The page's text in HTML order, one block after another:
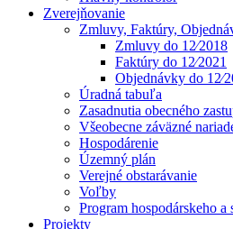
Zverejňovanie
Zmluvy, Faktúry,
Zmluvy do 12⁄2018
Faktúry do 12⁄2021
Objednávky do
Úradná tabuľa
Zasadnutia obecného
Všeobecne záväzné
Hospodárenie
Územný plán
Verejné obstarávanie
Voľby
Program hospodárskeho
Projekty